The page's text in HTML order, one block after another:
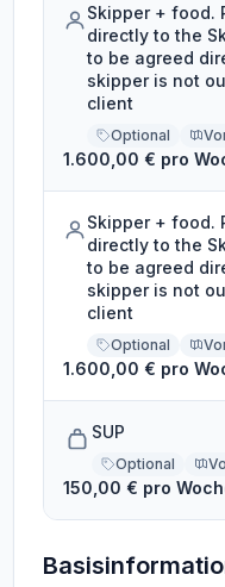
Skipper + food.
directly to the
to be agreed
skipper is not
client
Optional
1.600,00 € pro
Skipper + food.
directly to the
to be agreed
skipper is not
client
Optional
1.600,00 € pro
SUP
Optional
150,00 € pro